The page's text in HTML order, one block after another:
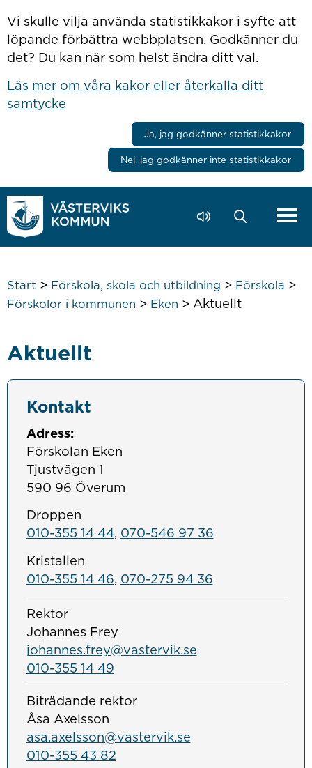
Vi skulle vilja använda statistikkakor i syfte att
löpande förbättra webbplatsen. Godkänner du
det? Du kan när som helst ändra ditt val.
Läs mer om våra kakor eller återkalla ditt
samtycke
Ja, jag godkänner statistikkakor
Nej, jag godkänner inte statistikkakor
Start > Förskola, skola och utbildning > Förskola >
Förskolor i kommunen > Eken > Aktuellt
Aktuellt
Kontakt
Adress:
Förskolan Eken
Tjustvägen 1
590 96 Överum
Droppen
010-355 14 44, 070-546 97 36
Kristallen
010-355 14 46, 070-275 94 36
Rektor
Johannes Frey
johannes.frey@vastervik.se
010-355 14 49
Biträdande rektor
Åsa Axelsson
asa.axelsson@vastervik.se
010-355 43 82